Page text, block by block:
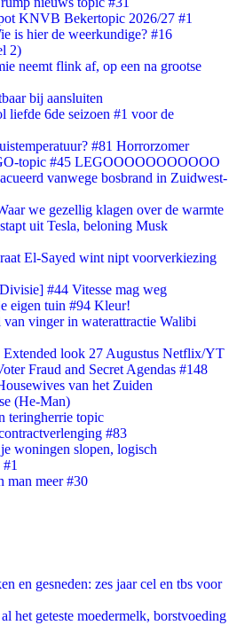
KNVB Bekertopic 2026/27 #1
is hier de weerkundige? #16
2)
neemt flink af, op een na grootse
bij aansluiten
6de seizoen #1 voor de
#81 Horrorzomer
topic #45 LEGOOOOOOOOOOO
vanwege bosbrand in Zuidwest-
we gezellig klagen over de warmte
uit Tesla, beloning Musk
El-Sayed wint nipt voorverkiezing
#44 Vitesse mag weg
eigen tuin #94 Kleur!
van vinger in waterattractie Walibi
look 27 Augustus Netflix/YT
Fraud and Secret Agendas #148
van het Zuiden
(He-Man)
teringherrie topic
#83
woningen slopen, logisch
man meer #30
en gesneden: zes jaar cel en tbs voor
het geteste moedermelk, borstvoeding